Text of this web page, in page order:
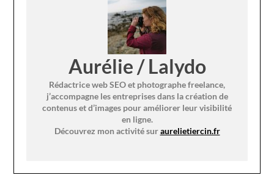
Aurélie / Lalydo
Rédactrice web SEO et photographe freelance,
j’accompagne les entreprises dans la création de
contenus et d’images pour améliorer leur visibilité
en ligne.
Découvrez mon activité suraurelietiercin.fr